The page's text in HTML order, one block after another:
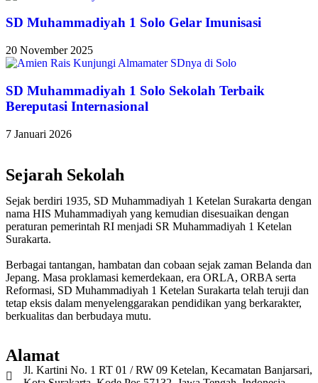
SD Muhammadiyah 1 Solo Gelar Imunisasi
20 November 2025
SD Muhammadiyah 1 Solo Sekolah Terbaik
Bereputasi Internasional
7 Januari 2026
Sejarah Sekolah
Sejak berdiri 1935, SD Muhammadiyah 1 Ketelan Surakarta dengan
nama HIS Muhammadiyah yang kemudian disesuaikan dengan
peraturan pemerintah RI menjadi SR Muhammadiyah 1 Ketelan
Surakarta.
Berbagai tantangan, hambatan dan cobaan sejak zaman Belanda dan
Jepang. Masa proklamasi kemerdekaan, era ORLA, ORBA serta
Reformasi, SD Muhammadiyah 1 Ketelan Surakarta telah teruji dan
tetap eksis dalam menyelenggarakan pendidikan yang berkarakter,
berkualitas dan berbudaya mutu.
Alamat
Jl. Kartini No. 1 RT 01 / RW 09 Ketelan, Kecamatan Banjarsari,